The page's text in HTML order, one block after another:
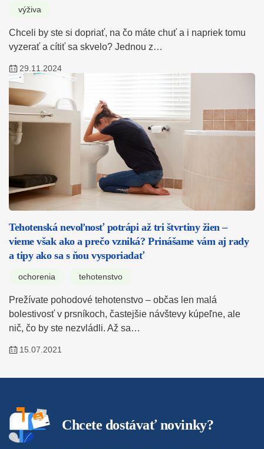
výživa
Chceli by ste si dopriať, na čo máte chuť a i napriek tomu
vyzerať a cítiť sa skvelo? Jednou z…
29.11.2024
Tehotenská nevoľnosť potrápi až tri štvrtiny žien –
vieme však ako a prečo vzniká? Prinášame vám aj rady
a tipy ako sa s ňou vysporiadať
ochorenia tehotenstvo
Prežívate pohodové tehotenstvo – občas len malá
bolestivosť v prsníkoch, častejšie návštevy kúpeľne, ale
nič, čo by ste nezvládli. Až sa…
15.07.2021
Chcete dostávať novinky?